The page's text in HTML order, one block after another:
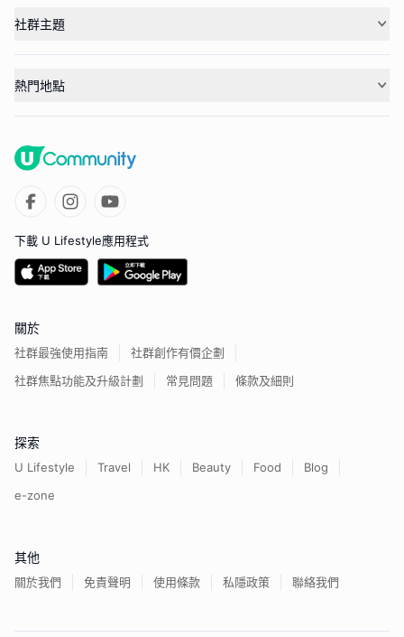
社群主題
熱門地點
下載 U Lifestyle應用程式
關於
社群最強使用指南
社群創作有價企劃
社群焦點功能及升級計劃
常見問題 條款及細則
探索
U Lifestyle Travel HK Beauty Food
Blog
e-zone
其他
關於我們 免責聲明 使用條款 私隱政策 聯絡我們